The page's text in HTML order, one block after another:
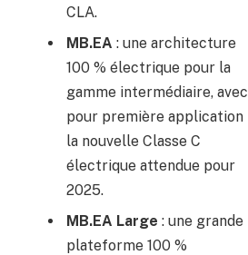
CLA.
MB.EA : une architecture
100 % électrique pour la
gamme intermédiaire, avec
pour première application
la nouvelle Classe C
électrique attendue pour
2025.
MB.EA Large : une grande
plateforme 100 %